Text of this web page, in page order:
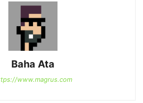
Baha Ata
www.magrus.com